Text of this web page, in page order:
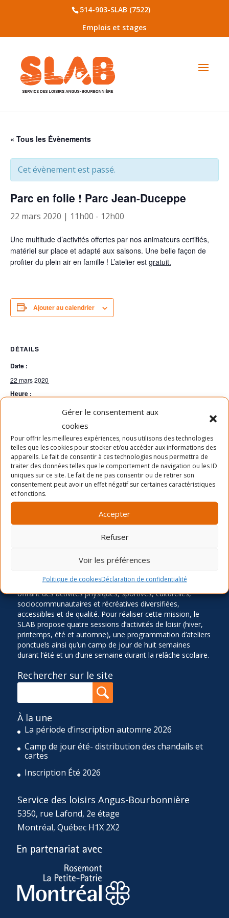
Gérer le consentement aux
cookies
Pour offrir les meilleures expériences, nous utilisons des technologies
telles que les cookies pour stocker et/ou accéder aux informations des
appareils. Le fait de consentir à ces technologies nous permettra de
traiter des données telles que le comportement de navigation ou les ID
uniques sur ce site. Le fait de ne pas consentir ou de retirer son
consentement peut avoir un effet négatif sur certaines caractéristiques
et fonctions.
Accepter
Refuser
Voir les préférences
Politique de cookiesDéclaration de confidentialité
514-903-SLAB (7522)
Emplois et stages
« Tous les Évènements
Cet évènement est passé.
Parc en folie ! Parc Jean-Duceppe
22 mars 2020 | 11h00 - 12h00
Une multitude d’activités offertes par nos animateurs certifiés,
matériel sur place et adapté aux saisons. Une belle façon de
profiter du plein air en famille ! L’atelier est gratuit.
Ajouter au calendrier
DÉTAILS
Date :
22 mars 2020
Heure :
LIEU
Parc Jean-Duceppe
Atelier de Zumba ados-adultes Activités libres au SLAB
Ancré dans le quartier Rosemont depuis 1966, le Service
l’épanouissement et au bien-être de sa communauté en
offrant des activités physiques, sportives, culturelles,
sociocommunautaires et récréatives diversifiées,
accessibles et de qualité. Pour réaliser cette mission, le
SLAB propose quatre sessions d’activités de loisir (hiver,
printemps, été et automne), une programmation d’ateliers
ponctuels ainsi qu’un camp de jour de huit semaines
durant l’été et un d’une semaine durant la relâche scolaire.
Rechercher sur le site
À la une
La période d’inscription automne 2026
Camp de jour été- distribution des chandails et
cartes
Inscription Été 2026
Service des loisirs Angus-Bourbonnière
5350, rue Lafond, 2e étage
Montréal, Québec H1X 2X2